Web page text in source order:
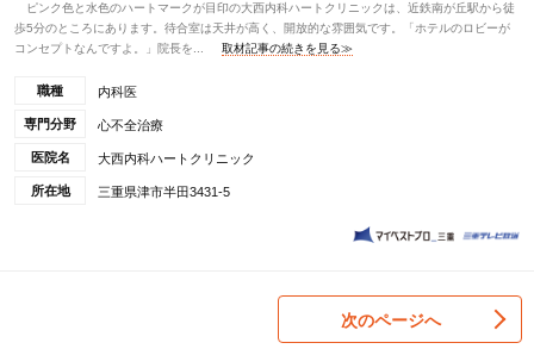
ピンク色と水色のハートマークが目印の大西内科ハートクリニックは、近鉄南が丘駅から徒
歩5分のところにあります。待合室は天井が高く、開放的な雰囲気です。「ホテルのロビーが
コンセプトなんですよ。」院長を...
取材記事の続きを見る≫
職種 内科医
専門分野 心不全治療
医院名 大西内科ハートクリニック
所在地 三重県津市半田3431-5
次のページへ